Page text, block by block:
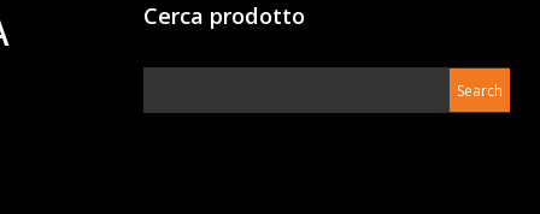
Cerca prodotto